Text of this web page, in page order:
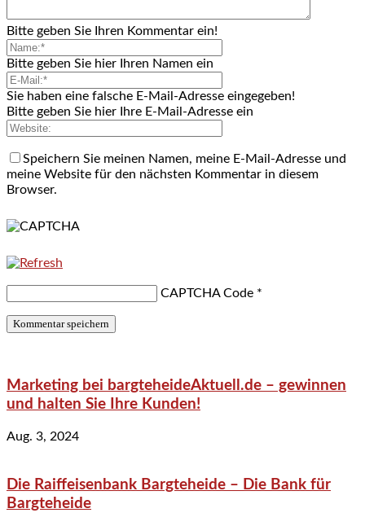
Bitte geben Sie Ihren Kommentar ein!
Bitte geben Sie hier Ihren Namen ein
Sie haben eine falsche E-Mail-Adresse eingegeben!
Bitte geben Sie hier Ihre E-Mail-Adresse ein
Speichern Sie meinen Namen, meine E-Mail-Adresse und
meine Website für den nächsten Kommentar in diesem
Browser.
CAPTCHA Code *
Marketing bei bargteheideAktuell.de – gewinnen
und halten Sie Ihre Kunden!
Aug. 3, 2024
Die Raiffeisenbank Bargteheide – Die Bank für
Bargteheide